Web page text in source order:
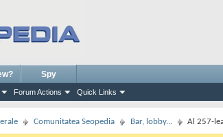
Forum Actions Quick Links
Spy
Comunitatea Seopedia Bar, lobby... Al 257-